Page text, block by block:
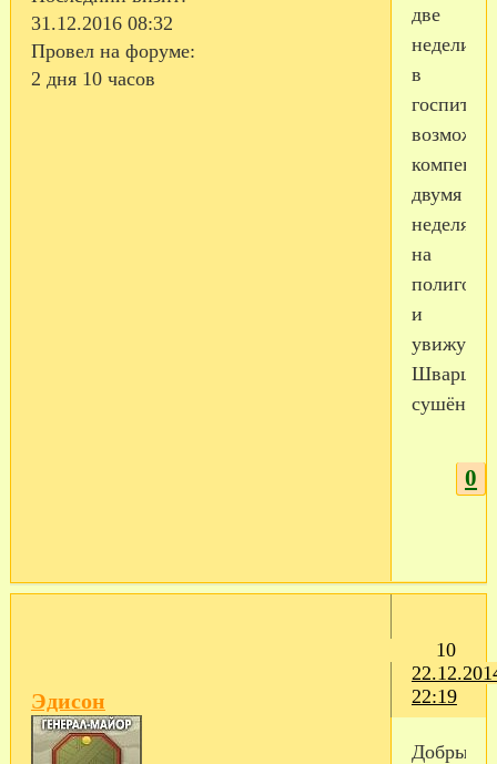
31.12.2016 08:32
Провел на форуме:
2 дня 10 часов
две
недели
в
двумя
неделями
на
и
увижу
Шварца
0
10
22:19
Эдисон
Добрый